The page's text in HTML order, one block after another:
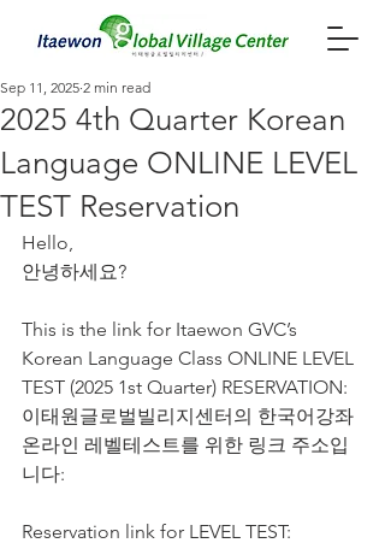
2025 4th Quarter Korean
Language ONLINE LEVEL
TEST Reservation
Sep 11, 2025 2 min read
Hello,
안녕하세요?
This is the link for Itaewon GVC’s
Korean Language Class ONLINE LEVEL
TEST (2025 1st Quarter) RESERVATION:
이태원글로벌빌리지센터의 한국어강좌
온라인 레벨테스트를 위한 링크 주소입
니다:
Reservation link for LEVEL TEST: